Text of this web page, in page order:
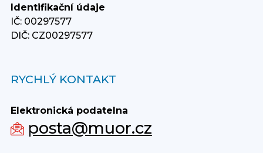
Identifikační údaje
IČ: 00297577
DIČ: CZ00297577
RYCHLÝ KONTAKT
Elektronická podatelna
posta@muor.cz